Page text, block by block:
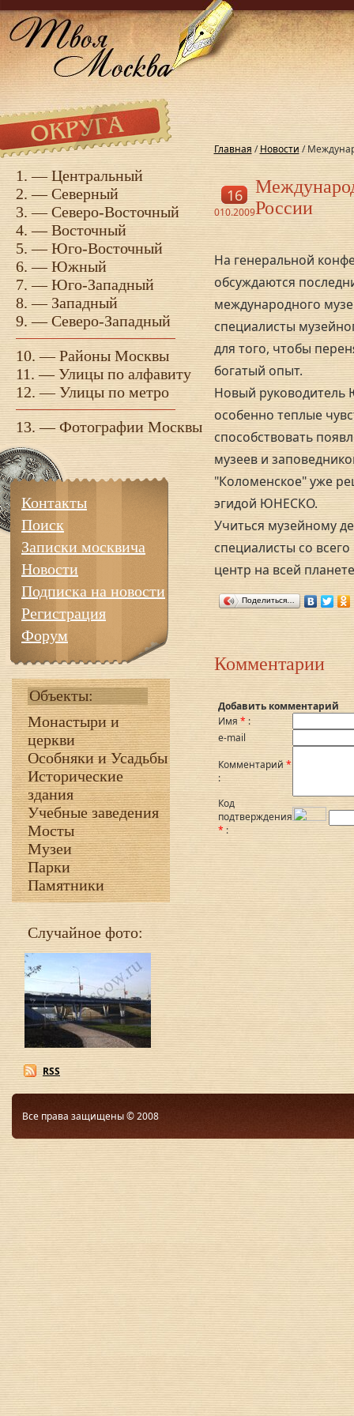
1. —Центральный
2. —Северный
3. —Северо-Восточный
4. —Восточный
5. —Юго-Восточный
6. —Южный
7. —Юго-Западный
8. —Западный
9. —Северо-Западный
10. —Районы Москвы
11. —Улицы по алфавиту
12. —Улицы по метро
13. —Фотографии Москвы
Контакты
Поиск
Записки москвича
Новости
Подписка на новости
Регистрация
Форум
Объекты:
Монастыри и
церкви
Особняки и Усадьбы
Исторические
здания
Учебные заведения
Мосты
Музеи
Парки
Памятники
Случайное фото:
RSS
Главная /Новости/
16
010.2009России
На генеральной
обсуждаются
международного
специалисты
для того, чтобы
богатый опыт.
Новый руководитель
особенно теплые
способствовать
музеев и
"Коломенское" уже
эгидой ЮНЕСКО.
Учиться музейному
специалисты со
центр на всей
Поделиться…
Комментарии
Добавить комментарий
Имя * :
e-mail
Комментарий *
:
Код
подтверждения
* :
Все права защищены © 2008